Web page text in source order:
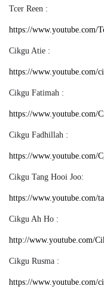
Tcer Reen :
https://www.youtube.com/
Cikgu Atie :
https://www.youtube.com/
Cikgu Fatimah :
https://www.youtube.com/
Cikgu Fadhillah :
https://www.youtube.com/
Cikgu Tang Hooi Joo:
https://www.youtube.com/
Cikgu Ah Ho :
http://www.youtube.com/
Cikgu Rusma :
https://www.youtube.com/